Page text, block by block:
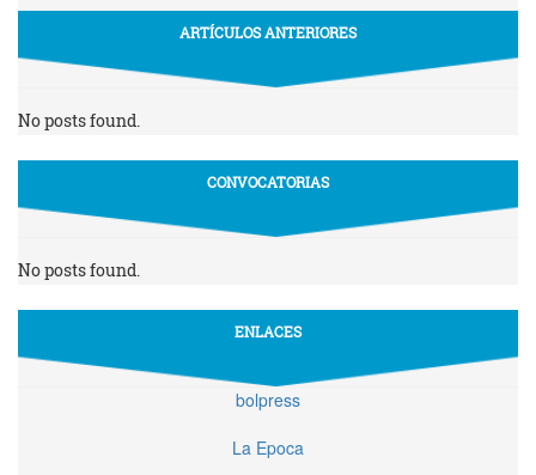
ARTÍCULOS ANTERIORES
No posts found.
CONVOCATORIAS
No posts found.
ENLACES
bolpress
La Epoca